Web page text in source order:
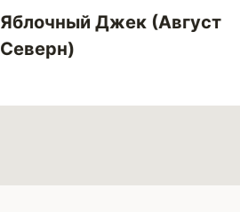
Яблочный Джек (Август
Северн)